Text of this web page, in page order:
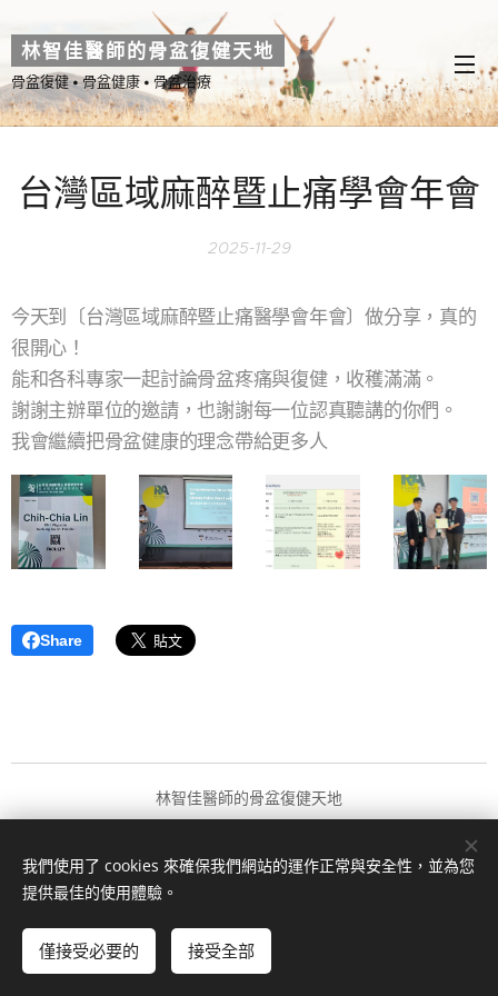
林智佳醫師的骨盆復健天地
骨盆復健 • 骨盆健康 • 骨盆治療
台灣區域麻醉暨止痛學會年會
2025-11-29
今天到〔台灣區域麻醉暨止痛醫學會年會〕做分享，真的
很開心！
能和各科專家一起討論骨盆疼痛與復健，收穫滿滿。
謝謝主辦單位的邀請，也謝謝每一位認真聽講的你們。
我會繼續把骨盆健康的理念帶給更多人 💛
Share
林智佳醫師的骨盆復健天地
由Webnode提供技術支援 Cookies
語言
中文 (繁體)
我們使用了 cookies 來確保我們網站的運作正常與安全性，並為您
提供最佳的使用體驗。
僅接受必要的 接受全部